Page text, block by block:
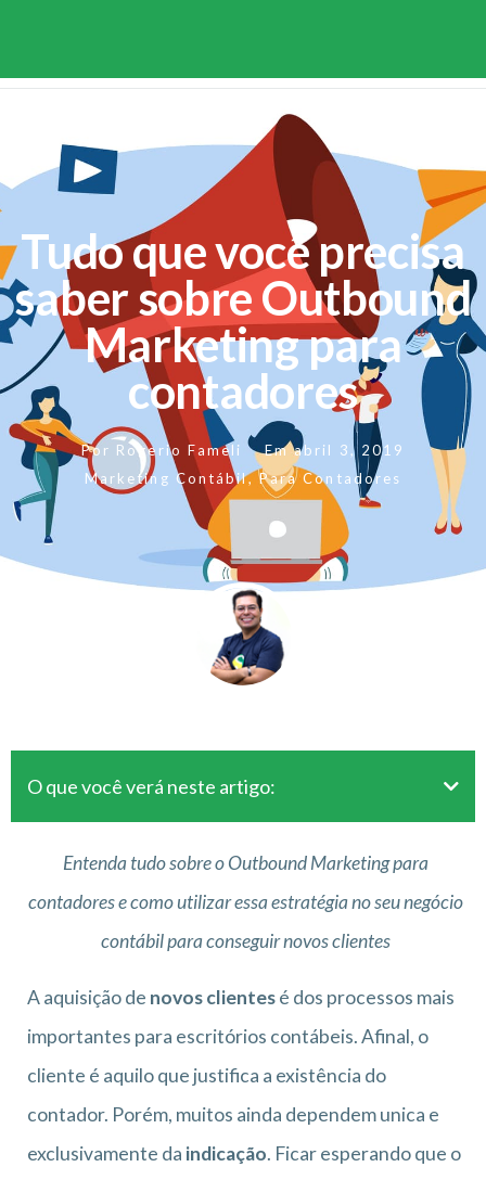
Tudo que você precisa
saber sobre Outbound
Marketing para
contadores
Por Rogerio Fameli Em abril 3, 2019
Marketing Contábil,Para Contadores
O que você verá neste artigo:
Entenda tudo sobre o Outbound Marketing para
contadores e como utilizar essa estratégia no seu negócio
contábil para conseguir novos clientes
A aquisição de novos clientesé dos processos mais
importantes para escritórios contábeis. Afinal, o
cliente é aquilo que justifica a existência do
contador. Porém, muitos ainda dependem unica e
exclusivamente da indicação. Ficar esperando que o